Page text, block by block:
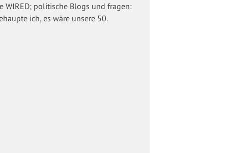
WIRED; politische Blogs und fragen:
ich, es wäre unsere 50.